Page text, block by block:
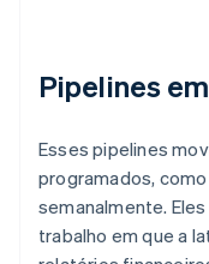
Pipelines
Esses pipelines
programados,
semanalmente.
trabalho em que a